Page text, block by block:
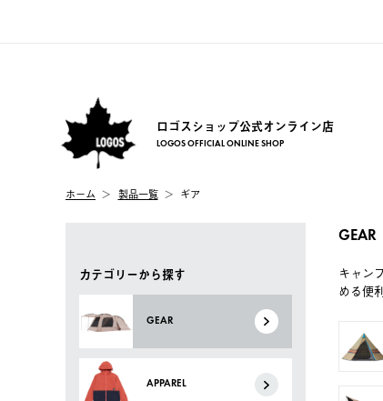
ロゴスショップ公式オンライン店
LOGOS OFFICIAL ONLINE SHOP
ホーム 製品一覧 ギア
カテゴリーから探す
GEAR
APPAREL
GEAR
キャン
める便